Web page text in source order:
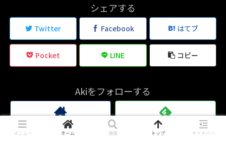
シェアする
Twitter Facebook はてブ
Pocket LINE コピー
Akiをフォローする
メニュー ホーム 検索 トップ サイドバー